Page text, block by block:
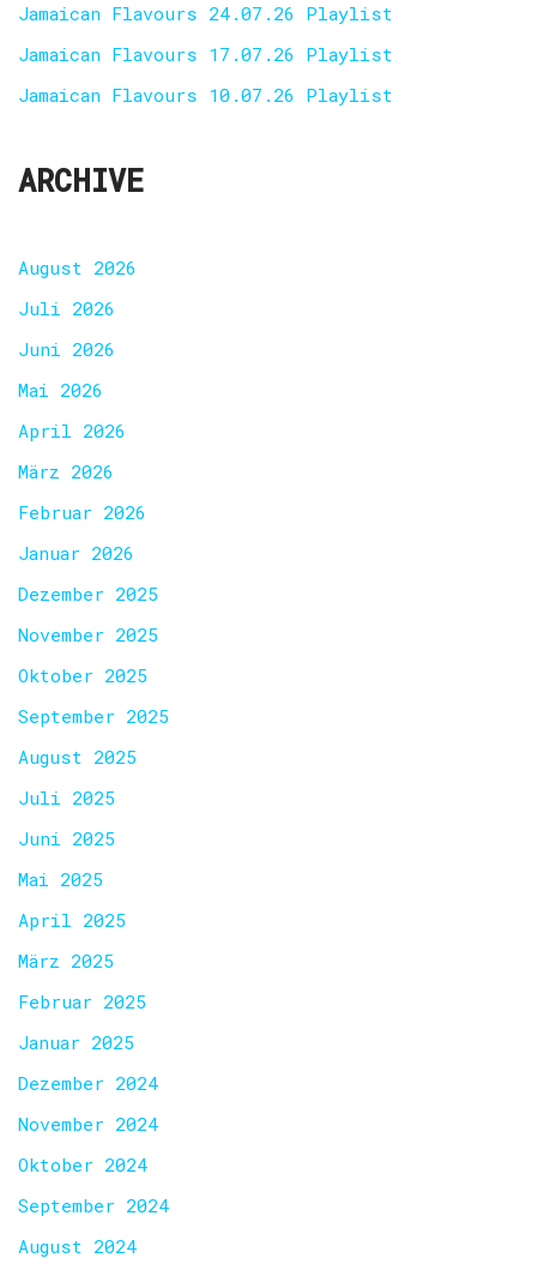
Jamaican Flavours 24.07.26 Playlist
Jamaican Flavours 17.07.26 Playlist
Jamaican Flavours 10.07.26 Playlist
ARCHIVE
August 2026
Juli 2026
Juni 2026
Mai 2026
April 2026
März 2026
Februar 2026
Januar 2026
Dezember 2025
November 2025
Oktober 2025
September 2025
August 2025
Juli 2025
Juni 2025
Mai 2025
April 2025
März 2025
Februar 2025
Januar 2025
Dezember 2024
November 2024
Oktober 2024
September 2024
August 2024